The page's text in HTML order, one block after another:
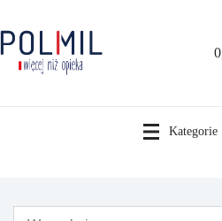
treści
Kategorie